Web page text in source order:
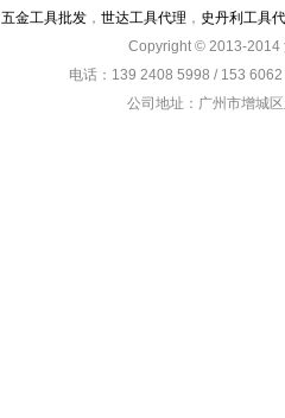
五金工具批发 ， 世达工具代理 ， 史丹利工具
Copyright © 2013-2014
电话：139 2408 5998 / 153
公司地址：广州市增城